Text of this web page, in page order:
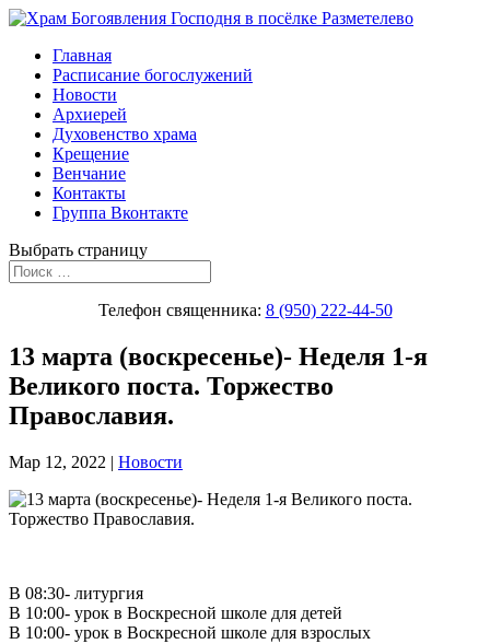
Главная
Расписание богослужений
Новости
Архиерей
Духовенство храма
Крещение
Венчание
Контакты
Группа Вконтакте
Выбрать страницу
Телефон священника: 8 (950) 222-44-50
13 марта (воскресенье)- Неделя 1-я
Великого поста. Торжество
Православия.
Мар 12, 2022 | Новости
В 08:30- литургия
В 10:00- урок в Воскресной школе для детей
В 10:00- урок в Воскресной школе для взрослых